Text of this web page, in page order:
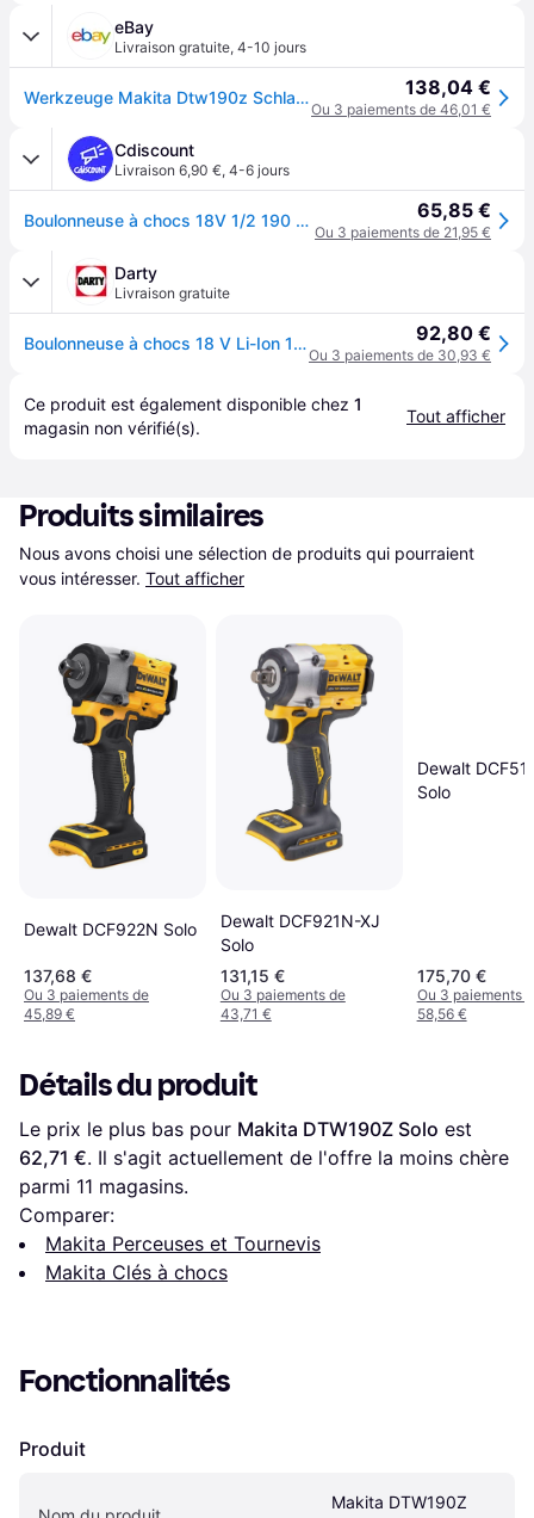
eBay
Livraison gratuite, 4-10 jours
Werkzeuge Makita Dtw190z Schlagschrauber Neuf 138,04 €
Ou 3 paiements de 46,01 €
Cdiscount
Livraison 6,90 €, 4-6 jours
Boulonneuse à chocs 18V 1/2 190 Nm (Machine seule) - MAKITA DTW190Z - Bleu 65,85 €
Ou 3 paiements de 21,95 €
Darty
Livraison gratuite
Boulonneuse à chocs 18 V Li-Ion 190 Nm sans batterie ni chargeur DTW190Z 92,80 €
Ou 3 paiements de 30,93 €
Ce produit est également disponible chez 1
magasin non vérifié(s).
Tout afficher
Produits similaires
Nous avons choisi une sélection de produits qui pourraient
vous intéresser. Tout afficher
Dewalt DCF922N Solo
137,68 €
Ou 3 paiements de
45,89 €
Dewalt DCF921N-XJ
Solo
131,15 €
Ou 3 paiements de
43,71 €
Dewalt
Solo
175,70 €
Ou 3 paiements
58,56 €
Détails du produit
Le prix le plus bas pour Makita DTW190Z Solo
62,71 €. Il s'agit actuellement de l'offre la moins chère
parmi 11 magasins.
Comparer:
Makita Perceuses et Tournevis
Makita Clés à chocs
Fonctionnalités
Produit
Makita DTW190Z